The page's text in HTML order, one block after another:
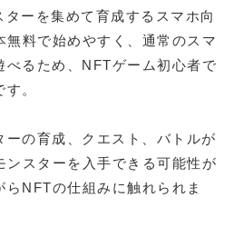
ーを集めて育成するスマホ向
料で始めやすく、通常のスマ
べるため、NFTゲーム初心者で
。
の育成、クエスト、バトルが
スターを入手できる可能性が
NFTの仕組みに触れられま